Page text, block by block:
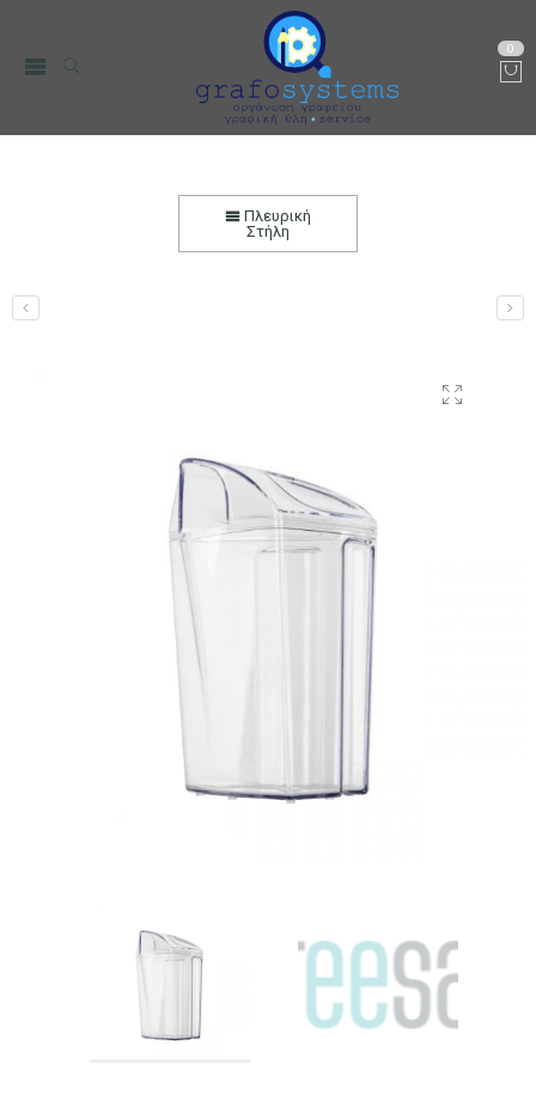
0
Μικρο-Συσκευές Κουζίνας
Πλευρική
Στήλη